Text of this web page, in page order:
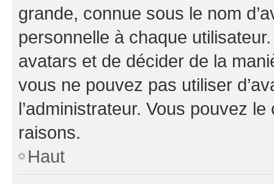
grande, connue sous le nom
personnelle à chaque utilisateur.
avatars et de décider de la
vous ne pouvez pas utiliser
l’administrateur. Vous pouvez
raisons.
Haut